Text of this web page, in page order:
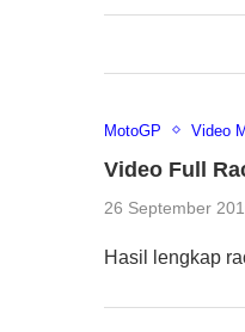
MotoGP Video
Video Full
26 September
Hasil lengkap